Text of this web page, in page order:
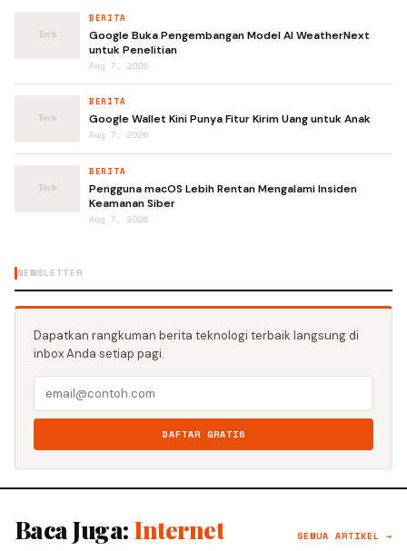
BERITA
Google Buka Pengembangan Model AI WeatherNext
untuk Penelitian
Aug 7, 2026
BERITA
Google Wallet Kini Punya Fitur Kirim Uang untuk Anak
Aug 7, 2026
BERITA
Pengguna macOS Lebih Rentan Mengalami Insiden
Keamanan Siber
Aug 7, 2026
NEWSLETTER
Dapatkan rangkuman berita teknologi terbaik langsung di
inbox Anda setiap pagi.
DAFTAR GRATIS
Baca Juga: Internet SEMUA ARTIKEL →